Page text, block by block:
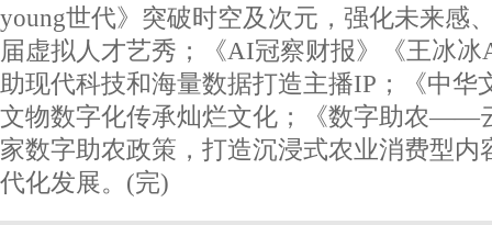
young世代》突破时空及次元，强化未来感
届虚拟人才艺秀；《AI冠察财报》《王冰
助现代科技和海量数据打造主播IP；《中华
文物数字化传承灿烂文化；《数字助农——
家数字助农政策，打造沉浸式农业消费型内
代化发展。(完)